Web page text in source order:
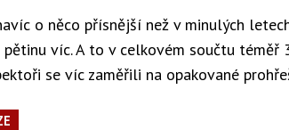
o něco přísnější než v minulých
víc. A to v celkovém součtu téměř
se víc zaměřili na opakované